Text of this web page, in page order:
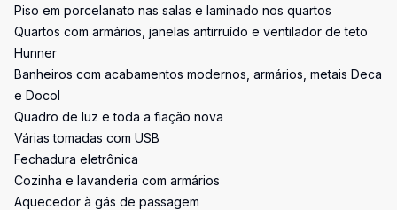
Piso em porcelanato nas salas e laminado nos quartos
Quartos com armários, janelas antirruído e ventilador de teto
Hunner
Banheiros com acabamentos modernos, armários, metais Deca
e Docol
Quadro de luz e toda a fiação nova
Várias tomadas com USB
Fechadura eletrônica
Cozinha e lavanderia com armários
Aquecedor à gás de passagem